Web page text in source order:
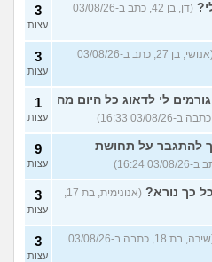
(דן, בן 42, כתב ב-03/08/26
3
עצות
(אנושי, בן 27, כתב ב-03/08/26
3
עצות
לי לדאוג כל היום מה
1
עצות
להתגבר על תחושת
9
עצות
כך נורא?
(אנונימית, בת 17,
3
עצות
(שירה, בת 18, כתבה ב-03/08/26
3
עצות